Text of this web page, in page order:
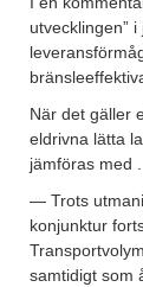
utvecklingen”
När det gäller
eldrivna lätta
jämföras med .
— Trots
konjunktur
samtidigt som